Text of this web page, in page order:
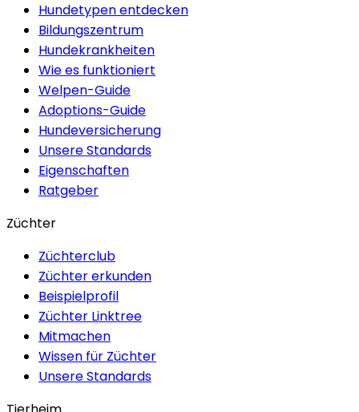
Hundetypen entdecken
Bildungszentrum
Hundekrankheiten
Wie es funktioniert
Welpen-Guide
Adoptions-Guide
Hundeversicherung
Unsere Standards
Eigenschaften
Ratgeber
Züchter
Züchterclub
Züchter erkunden
Beispielprofil
Züchter Linktree
Mitmachen
Wissen für Züchter
Unsere Standards